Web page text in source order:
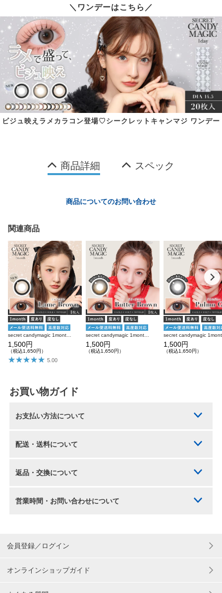
＼ワンデーはこちら／
ビジュ映えラメカラコン登場♡シークレットキャンマジ ワンデー
商品詳細 スペック
商品についてのお問い合わせ
関連商品
secret candymagic 1month ラメブラウン 度あり 度なし 1枚入り×2箱 計2枚 シークレットキャンディーマジック カラコン
1,500円
（税込1,650円）
5.00
secret candymagic 1month バターブラウン 度あり 度なし 1枚入り×2箱 計2枚 シークレットキャンディーマジック カラコン
1,500円
（税込1,650円）
1,500円
（税込1,650円）
お買い物ガイド
お支払い方法について
配送・送料について
返品・交換について
営業時間・お問い合わせについて
会員登録／ログイン
オンラインショップガイド